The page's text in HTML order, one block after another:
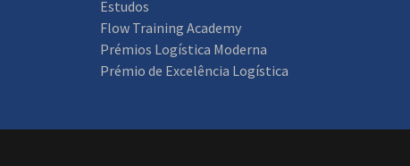
Estudos
Flow Training Academy
Prémios Logística Moderna
Prémio de Excelência Logística